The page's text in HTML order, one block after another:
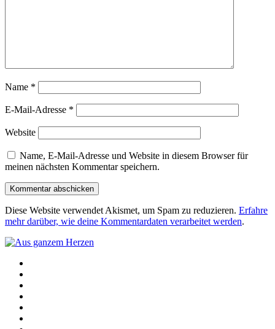
Name *
E-Mail-Adresse *
Website
Name, E-Mail-Adresse und Website in diesem Browser für
meinen nächsten Kommentar speichern.
Diese Website verwendet Akismet, um Spam zu reduzieren. Erfahre
mehr darüber, wie deine Kommentardaten verarbeitet werden.